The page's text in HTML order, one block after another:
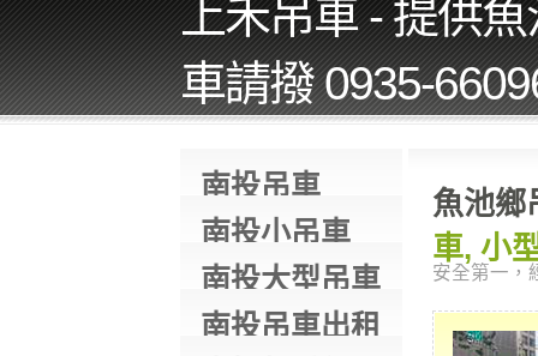
上禾吊車 - 提供
車請撥 0935-
南投吊車
南投小吊車
南投大型吊車
南投吊車出租
魚池
車, 小
安全第一，